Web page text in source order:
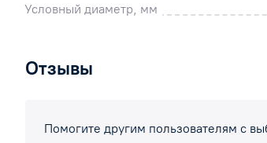
Условный диаметр, мм
Отзывы
Помогите другим пользователям с